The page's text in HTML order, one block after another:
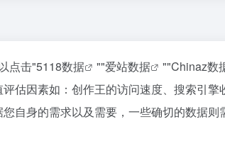
点击"5118数据 ""爱站数据 ""Chinaz数
估因素如：创作王的访问速度、搜索引擎
自身的需求以及需要，一些确切的数据则